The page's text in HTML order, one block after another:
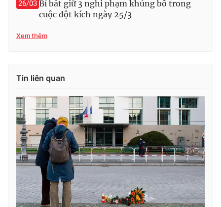
26/03 Bỉ bắt giữ 3 nghi phạm khủng bố trong
cuộc đột kích ngày 25/3
Xem thêm
Tin liên quan